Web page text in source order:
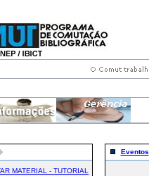
MATERIAL - TUTORIAL
Eventos